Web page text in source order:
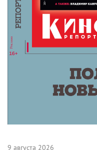
9 августа 2026
Американская
Лука Гуаданьино
кинематограф